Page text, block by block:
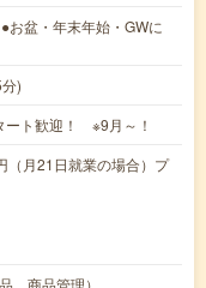
盆・年末年始・GWに
)
ト歓迎！ ※9月～！
月21日就業の場合）プ
、商品管理）